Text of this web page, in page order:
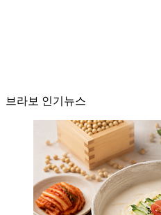
브라보 인기뉴스